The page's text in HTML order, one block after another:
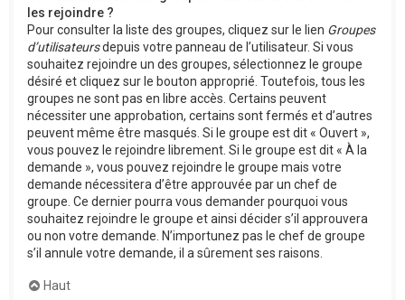
les rejoindre ?
Pour consulter la liste des groupes, cliquez sur le lien Groupes
d’utilisateursdepuis votre panneau de l’utilisateur. Si vous
souhaitez rejoindre un des groupes, sélectionnez le groupe
désiré et cliquez sur le bouton approprié. Toutefois, tous les
groupes ne sont pas en libre accès. Certains peuvent
nécessiter une approbation, certains sont fermés et d’autres
peuvent même être masqués. Si le groupe est dit « Ouvert »,
vous pouvez le rejoindre librement. Si le groupe est dit « À la
demande », vous pouvez rejoindre le groupe mais votre
demande nécessitera d’être approuvée par un chef de
groupe. Ce dernier pourra vous demander pourquoi vous
souhaitez rejoindre le groupe et ainsi décider s’il approuvera
ou non votre demande. N’importunez pas le chef de groupe
s’il annule votre demande, il a sûrement ses raisons.
Haut